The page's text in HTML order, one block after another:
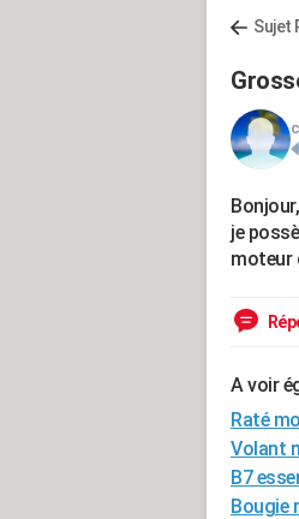
Sujet
Bonjour,
je
moteur
A voir
Raté
Volant
B7
Bougie